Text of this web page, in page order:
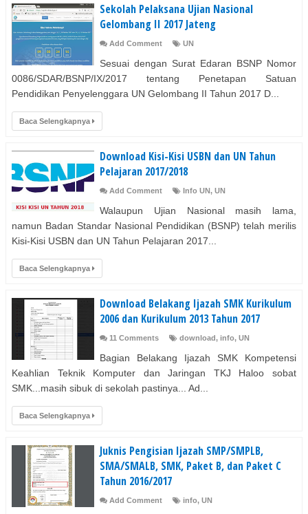
Sekolah Pelaksana Ujian Nasional
Gelombang II 2017 Jateng
Add Comment UN
Sesuai dengan Surat Edaran BSNP Nomor
0086/SDAR/BSNP/IX/2017 tentang Penetapan Satuan
Pendidikan Penyelenggara UN Gelombang II Tahun 2017 D...
Baca Selengkapnya
Download Kisi-Kisi USBN dan UN Tahun
Pelajaran 2017/2018
Add Comment Info UN, UN
Walaupun Ujian Nasional masih lama,
namun Badan Standar Nasional Pendidikan (BSNP) telah merilis
Kisi-Kisi USBN dan UN Tahun Pelajaran 2017...
Baca Selengkapnya
Download Belakang Ijazah SMK Kurikulum
2006 dan Kurikulum 2013 Tahun 2017
11 Comments download, info, UN
Bagian Belakang Ijazah SMK Kompetensi
Keahlian Teknik Komputer dan Jaringan TKJ Haloo sobat
SMK...masih sibuk di sekolah pastinya... Ad...
Baca Selengkapnya
Juknis Pengisian Ijazah SMP/SMPLB,
SMA/SMALB, SMK, Paket B, dan Paket C
Tahun 2016/2017
Add Comment info, UN